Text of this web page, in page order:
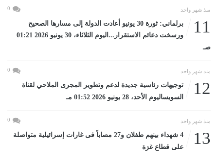
منذ شهر واحد 0
11
برلماني: ثورة 30 يونيو أعادت الدولة إلى مسارها الصحيح
ورسخت دعائم الاستقرار...اليوم الثلاثاء، 30 يونيو 2026 01:21
صـ
منذ شهر واحد 0
12
توجيهات رئاسية جديدة لدعم وتطوير المجرى الملاحي لقناة
السويساليوم الأحد، 28 يونيو 2026 01:52 مـ
منذ شهر واحد 0
13
4 شهداء بينهم طفلان و27 مصاباً فى غارات إسرائيلية متواصلة
على قطاع غزة